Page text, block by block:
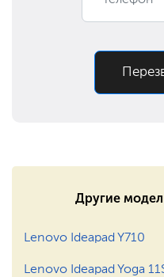
Замена оперативной
Замена Wi-Fi
Другие
Lenovo Ideapad Y710
Lenovo Ideapad Yoga